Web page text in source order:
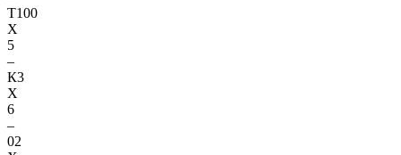
Т100
X
5
–
К3
X
6
–
02